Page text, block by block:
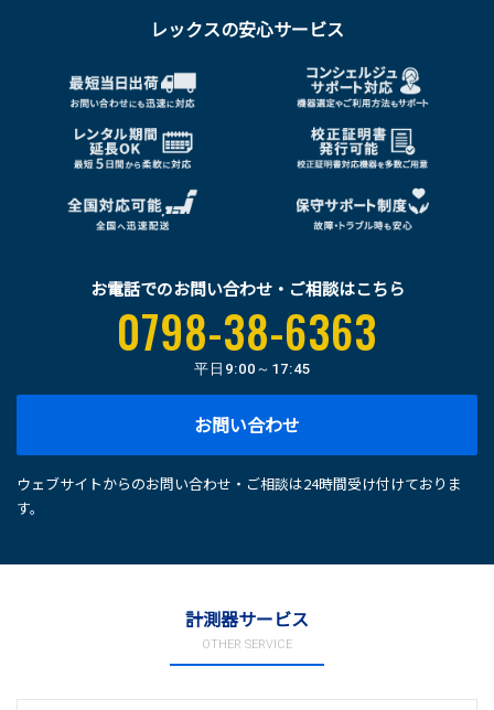
レックスの安心サービス
お電話でのお問い合わせ・ご相談はこちら
0798-38-6363
平日 9:00～17:45
お問い合わせ
ウェブサイトからのお問い合わせ・ご相談は24時間受け付けておりま
す。
計測器サービス
OTHER SERVICE